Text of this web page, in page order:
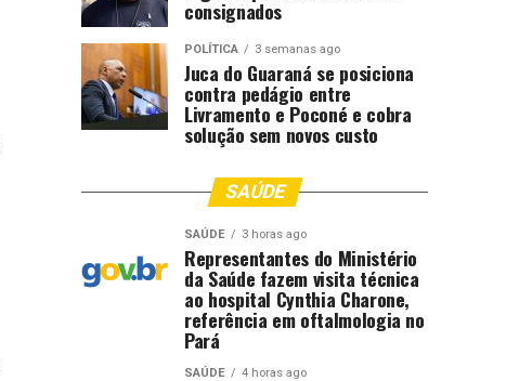
consignados
POLÍTICA 3 semanas ago
Juca do Guaraná se posiciona
contra pedágio entre
Livramento e Poconé e cobra
solução sem novos custo
SAÚDE
SAÚDE 3 horas ago
Representantes do Ministério
da Saúde fazem visita técnica
ao hospital Cynthia Charone,
referência em oftalmologia no
Pará
SAÚDE 4 horas ago